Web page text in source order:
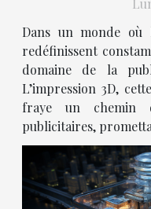
Dans un monde où
redéfinissent
domaine de la
L’impression 3D,
fraye un chemin
publicitaires,